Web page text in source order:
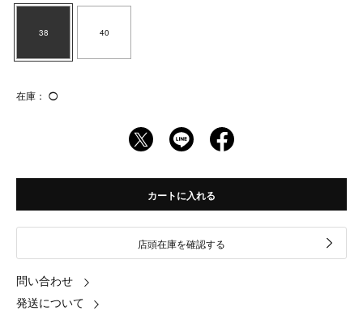
38 40
在庫： ◯
カートに入れる
店頭在庫を確認する
問い合わせ
発送について